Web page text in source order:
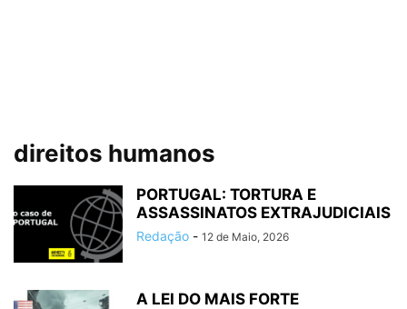
direitos humanos
PORTUGAL: TORTURA E
ASSASSINATOS EXTRAJUDICIAIS
Redação - 12 de Maio, 2026
A LEI DO MAIS FORTE